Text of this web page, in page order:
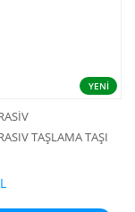
YENİ
TAŞLAMA TAŞI